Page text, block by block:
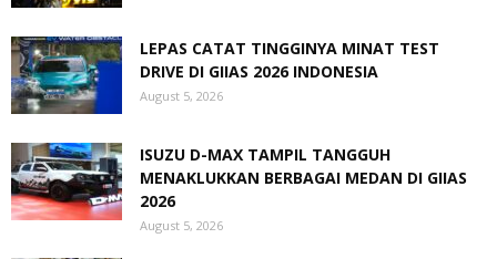
LEPAS CATAT TINGGINYA MINAT TEST
DRIVE DI GIIAS 2026 INDONESIA
August 5, 2026
ISUZU D-MAX TAMPIL TANGGUH
MENAKLUKKAN BERBAGAI MEDAN DI GIIAS
2026
August 5, 2026